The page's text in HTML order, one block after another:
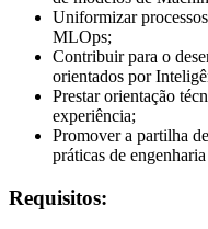
Uniformizar
MLOps;
Contribuir para o
orientados por
Prestar orientação
experiência;
Promover a partilha
práticas de
Requisitos: